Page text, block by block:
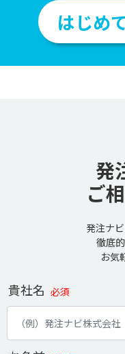
はじめ
発
ご
発注ナ
徹底
お気
貴社名 必須